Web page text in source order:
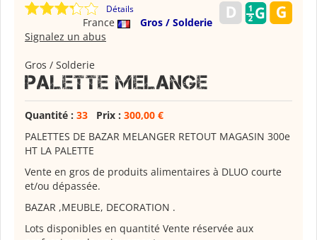
Détails
France
Gros / Solderie
Signalez un abus
Gros / Solderie
PALETTE MELANGE
Quantité : 33 Prix : 300,00 €
PALETTES DE BAZAR MELANGER RETOUT MAGASIN 300e
HT LA PALETTE
Vente en gros de produits alimentaires à DLUO courte
et/ou dépassée.
BAZAR ,MEUBLE, DECORATION .
Lots disponibles en quantité Vente réservée aux